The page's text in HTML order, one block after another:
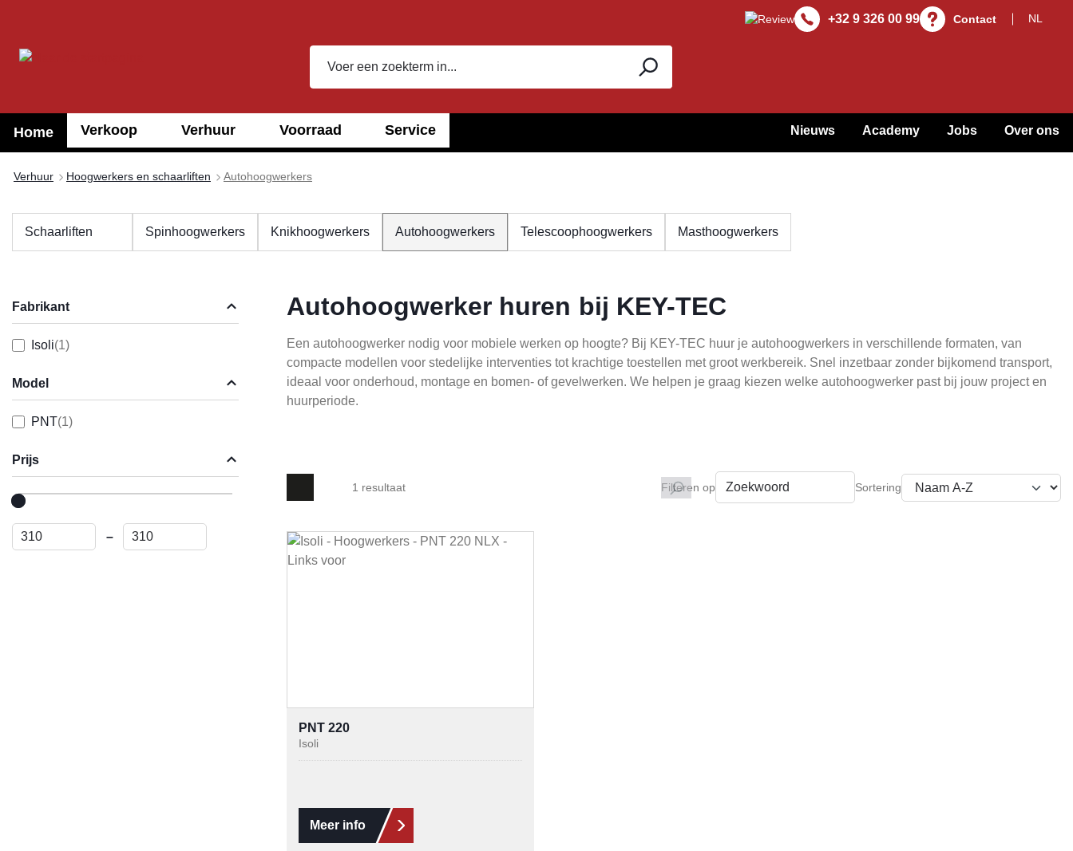
+32 9 326 00 99 Contact
Home Verkoop Verhuur Voorraad Service Nieuws Academy Jobs Over ons
Verhuur Hoogwerkers en schaarliften Autohoogwerkers
Schaarliften Spinhoogwerkers Knikhoogwerkers Autohoogwerkers Telescoophoogwerkers Masthoogwerkers
Fabrikant
Isoli(1)
Model
PNT(1)
Prijs
–
Autohoogwerker huren bij KEY-TEC
Een autohoogwerker nodig voor mobiele werken op hoogte? Bij KEY-TEC huur je autohoogwerkers in verschillende formaten, van
compacte modellen voor stedelijke interventies tot krachtige toestellen met groot werkbereik. Snel inzetbaar zonder bijkomend transport,
ideaal voor onderhoud, montage en bomen- of gevelwerken. We helpen je graag kiezen welke autohoogwerker past bij jouw project en
huurperiode.
1 resultaat Filteren op
PNT 220
Isoli
Meer info